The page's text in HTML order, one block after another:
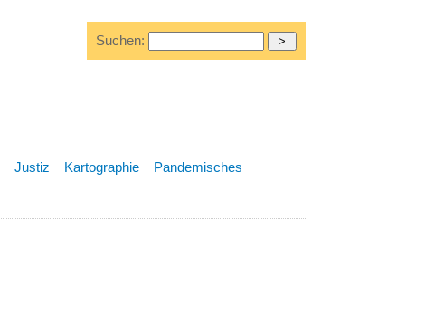
Suchen:
Justiz Kartographie
Pandemisches